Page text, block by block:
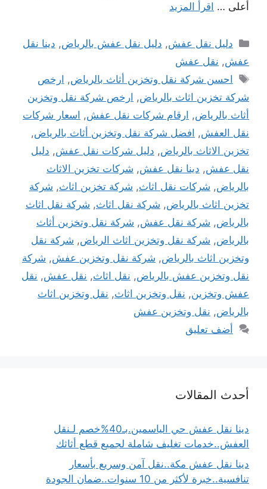
أعلى … اقرأ المزيد
التصنيفات
دليل نقل عفش, دليل نقل عفش بالرياض, دينا نقل
عفش, نقل عفش
الوسوم
احسن شركة نقل وتخزين أثاث بالرياض, ارخص
شركة تخزين اثاث بالرياض, ارخص شركة نقل وتخزين
أثاث بالرياض, ارقام شركات نقل عفش, اسعار شركات
نقل العفش, افضل شركة نقل وتخزين أثاث بالرياض,
تخزين الاثاث بالرياض, دليل شركات نقل عفش, دليل
نقل عفش, دينا نقل عفش, شركات تخزين الاثاث
بالرياض, شركات نقل اثاث, شركة تخزين اثاث, شركة
تخزين اثاث بالرياض, شركة نقل اثاث, شركة نقل اثاث
بالرياض, شركة نقل عفش, شركة نقل وتخزين أثاث
بالرياض, شركة نقل وتخزين اثاث الرياض, شركة نقل
وتخزين اثاث بالرياض, شركة نقل وتخزين عفش, شركة
نقل وتخزين عفش بالرياض, نقل اثاث, نقل عفش, نقل
عفش وتخزين, نقل وتخزين اثاث, نقل وتخزين اثاث
بالرياض, نقل وتخزين عفش
أضف تعليق
أحدث المقالات
دينا نقل عفش حي الياسمين.بـ40%خصم لـنقل
العفش..خدمات تغليف شاملة لجميع قطع أثاثك
دينا نقل عفش مكة..نقل آمن وسريع بأسعار
تنافسية..خبرة لأكثر من 10 سنوات..ضمان الجودة